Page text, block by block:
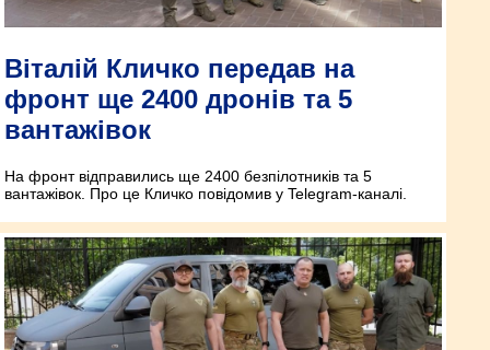
Віталій Кличко передав на
фронт ще 2400 дронів та 5
вантажівок
На фронт відправились ще 2400 безпілотників та 5
вантажівок. Про це Кличко повідомив у Telegram-каналі.